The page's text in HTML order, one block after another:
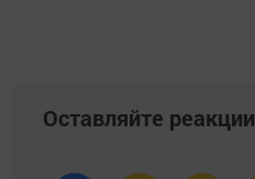
Оставляйте реакции